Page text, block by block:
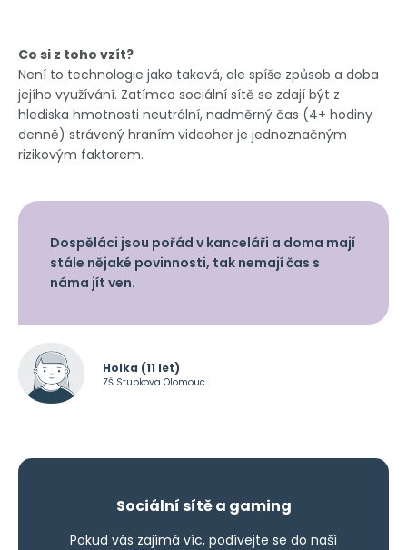
Co si z toho vzít?
Není to technologie jako taková, ale spíše způsob a doba
jejího využívání. Zatímco sociální sítě se zdají být z
hlediska hmotnosti neutrální, nadměrný čas (4+ hodiny
denně) strávený hraním videoher je jednoznačným
rizikovým faktorem.
Dospěláci jsou pořád v kanceláři a doma mají
stále nějaké povinnosti, tak nemají čas s
náma jít ven.
Holka (11 let)
ZŠ Stupkova Olomouc
Sociální sítě a gaming
Pokud vás zajímá víc, podívejte se do naší